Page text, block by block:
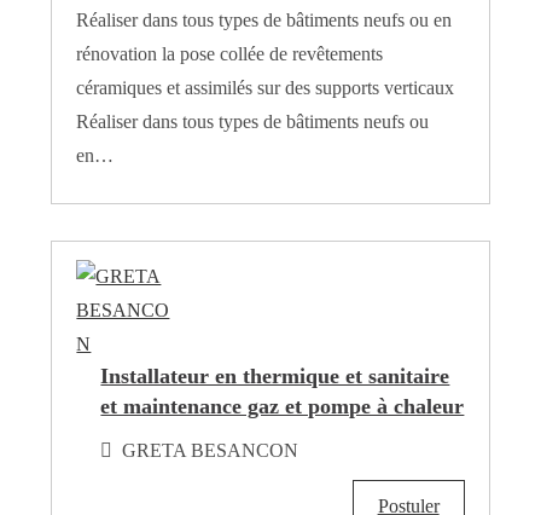
Réaliser dans tous types de bâtiments neufs ou en
rénovation la pose collée de revêtements
céramiques et assimilés sur des supports verticaux
Réaliser dans tous types de bâtiments neufs ou
en…
Installateur en thermique et sanitaire
et maintenance gaz et pompe à chaleur
GRETA BESANCON
Postuler